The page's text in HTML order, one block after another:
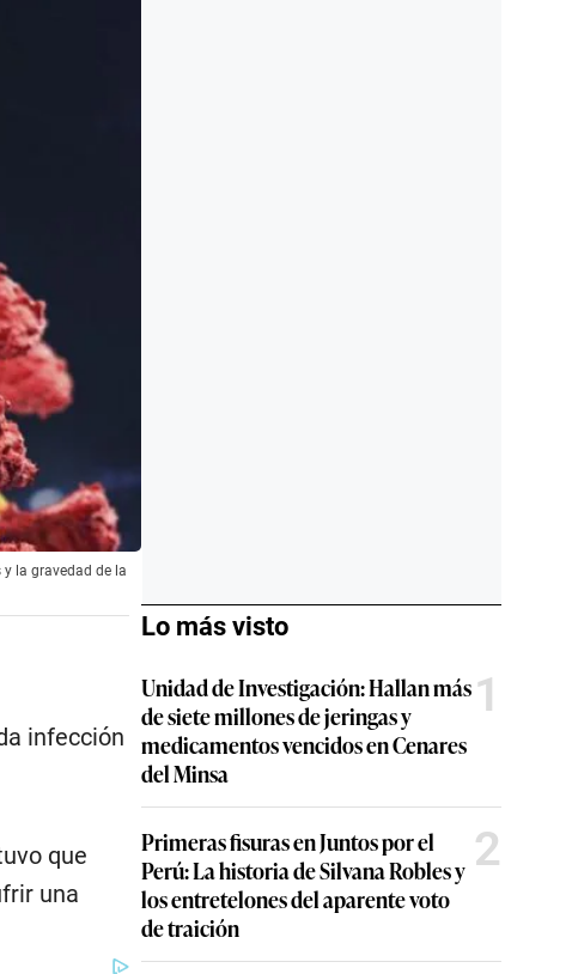
la gravedad de la
infección
que
una
Lo más visto
Unidad de Investigación: Hallan más
de siete millones de jeringas y
medicamentos vencidos en Cenares
del Minsa
1
Primeras fisuras en Juntos por el
Perú: La historia de Silvana Robles y
los entretelones del aparente voto
de traición
2